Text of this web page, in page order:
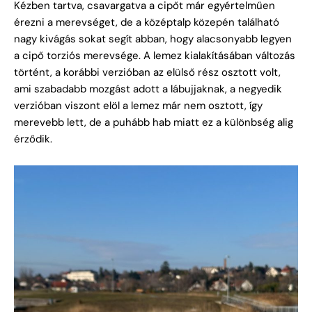
Kézben tartva, csavargatva a cipőt már egyértelműen
érezni a merevséget, de a középtalp közepén található
nagy kivágás sokat segít abban, hogy alacsonyabb legyen
a cipő torziós merevsége. A lemez kialakításában változás
történt, a korábbi verzióban az elülső rész osztott volt,
ami szabadabb mozgást adott a lábujjaknak, a negyedik
verzióban viszont elöl a lemez már nem osztott, így
merevebb lett, de a puhább hab miatt ez a különbség alig
érződik.